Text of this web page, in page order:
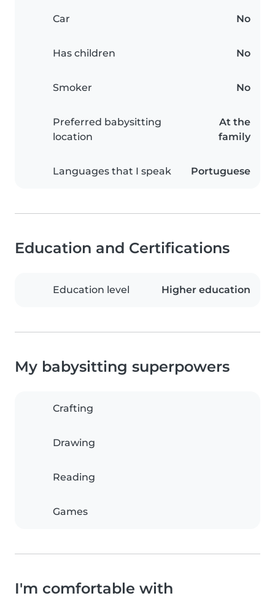
Car No
Has children No
Smoker No
Preferred babysitting
location
At the
family
Languages that I speak Portuguese
Education and Certifications
Education level Higher education
My babysitting superpowers
Crafting
Drawing
Reading
Games
I'm comfortable with